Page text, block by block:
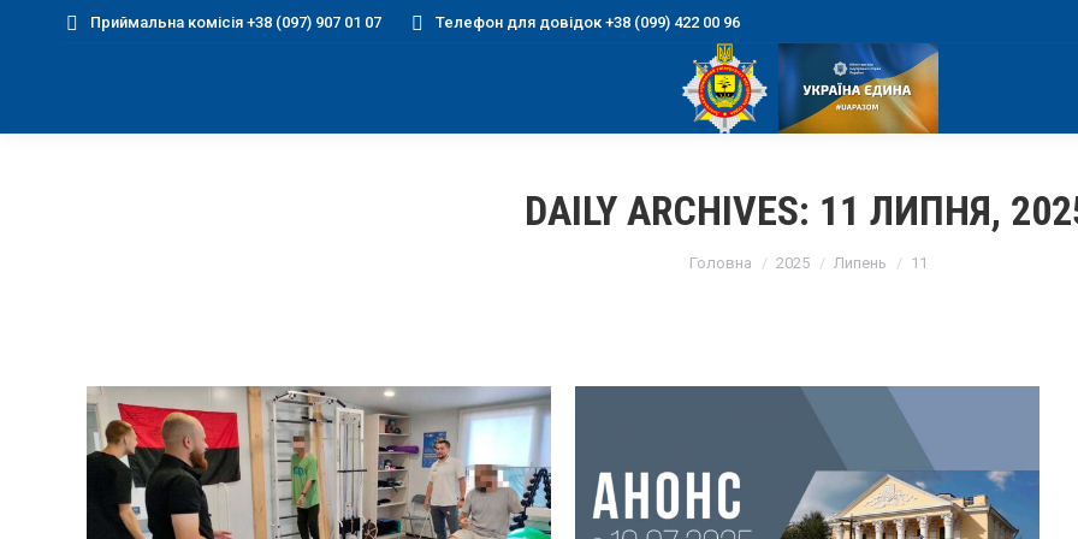
Приймальна комісія +38 (097) 907 01 07 Телефон для довідок +38 (099) 422 00 96
DAILY ARCHIVES: 11 ЛИПНЯ,
Головна 2025 Липень 11